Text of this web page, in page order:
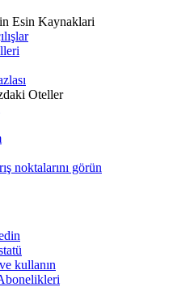
Esin Kaynaklari
Oteller
noktalarını görün
kullanın